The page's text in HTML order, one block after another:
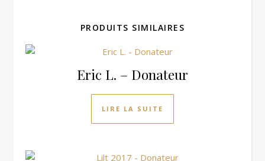
PRODUITS SIMILAIRES
Eric L. – Donateur
LIRE LA SUITE